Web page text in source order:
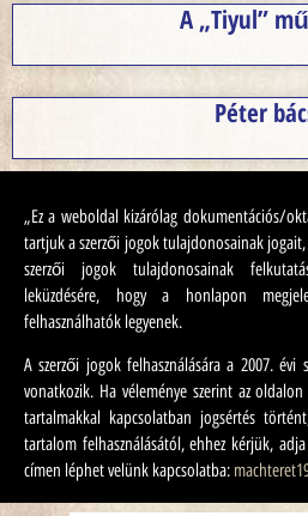
A „Tiyul”
Péter
„Ez a weboldal kizárólag dokumentációs/
tartjuk a szerzői jogok tulajdonosainak
szerzői jogok tulajdonosainak
leküzdésére, hogy a honlapon
felhasználhatók legyenek.
A szerzői jogok felhasználására a 2007. évi
vonatkozik. Ha véleménye szerint az
tartalmakkal kapcsolatban jogsértés
tartalom felhasználásától, ehhez kérjük,
címen léphet velünk kapcsolatba: